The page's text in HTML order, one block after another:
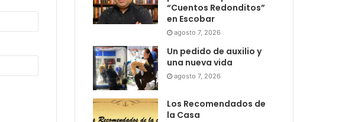
“Cuentos Redonditos”
en Escobar
agosto 7, 2026
Un pedido de auxilio y
una nueva vida
agosto 7, 2026
Los Recomendados de
la Casa